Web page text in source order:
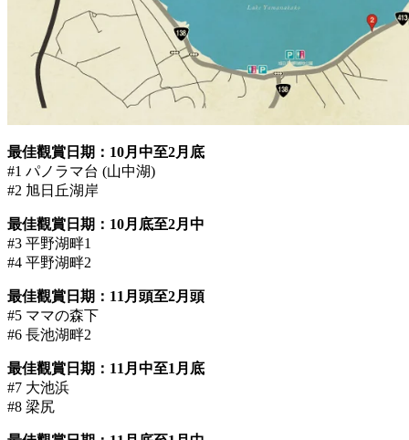
最佳觀賞日期：10月中至2月底
#1 パノラマ台 (山中湖)
#2 旭日丘湖岸
最佳觀賞日期：10月底至2月中
#3 平野湖畔1
#4 平野湖畔2
最佳觀賞日期：11月頭至2月頭
#5 ママの森下
#6 長池湖畔2
最佳觀賞日期：11月中至1月底
#7 大池浜
#8 梁尻